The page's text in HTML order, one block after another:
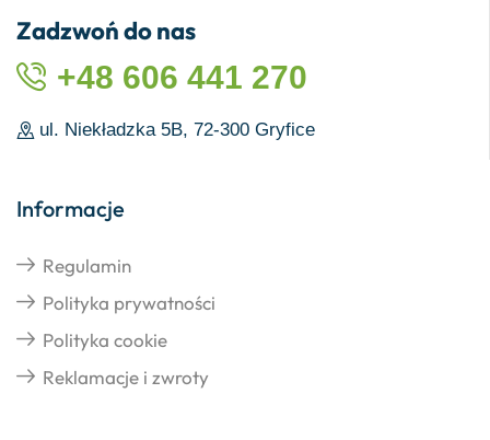
Zadzwoń do nas
+48 606 441 270
ul. Niekładzka 5B, 72-300 Gryfice
Informacje
Regulamin
Polityka prywatności
Polityka cookie
Reklamacje i zwroty